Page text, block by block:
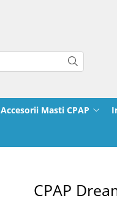
Accesorii Masti CPAP
CPAP